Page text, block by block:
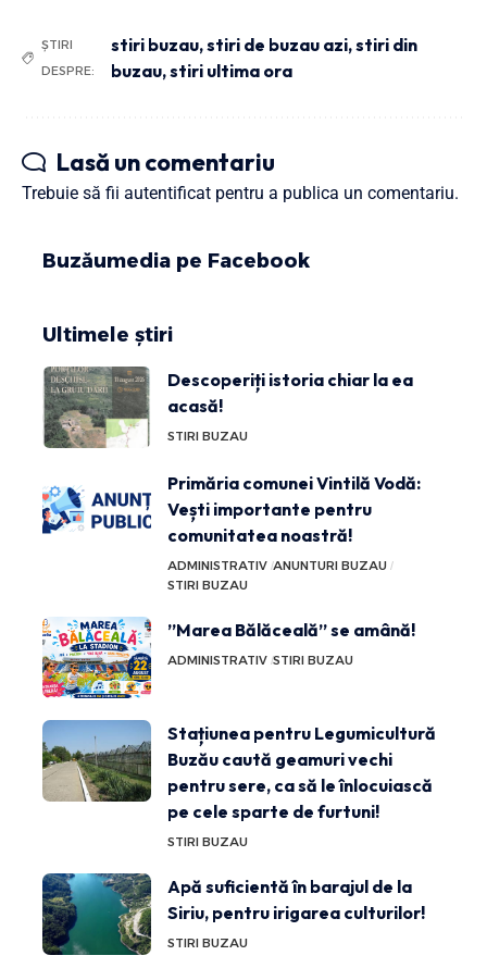
ȘTIRI
DESPRE:
stiri buzau,stiri de buzau azi,stiri din
buzau,stiri ultima ora
Lasă un comentariu
Trebuie să fii autentificat pentru a publica un comentariu.
Buzăumedia pe Facebook
Ultimele știri
Descoperiți istoria chiar la ea
acasă!
STIRI BUZAU
Primăria comunei Vintilă Vodă:
Vești importante pentru
comunitatea noastră!
ADMINISTRATIV ANUNTURI BUZAU
STIRI BUZAU
”Marea Bălăceală” se amână!
ADMINISTRATIV STIRI BUZAU
Stațiunea pentru Legumicultură
Buzău caută geamuri vechi
pentru sere, ca să le înlocuiască
pe cele sparte de furtuni!
STIRI BUZAU
Apă suficientă în barajul de la
Siriu, pentru irigarea culturilor!
STIRI BUZAU